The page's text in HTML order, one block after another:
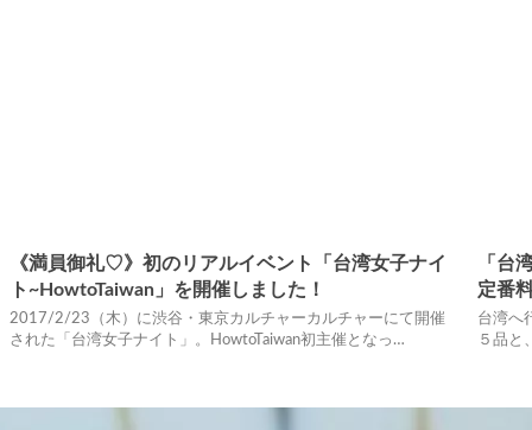
《満員御礼♡》初のリアルイベント「台湾女子ナイ
ト~HowtoTaiwan」を開催しました！
2017/2/23（木）に渋谷・東京カルチャーカルチャーにて開催
された「台湾女子ナイト」。HowtoTaiwan初主催となっ…
「台
定番
台湾へ
５品と